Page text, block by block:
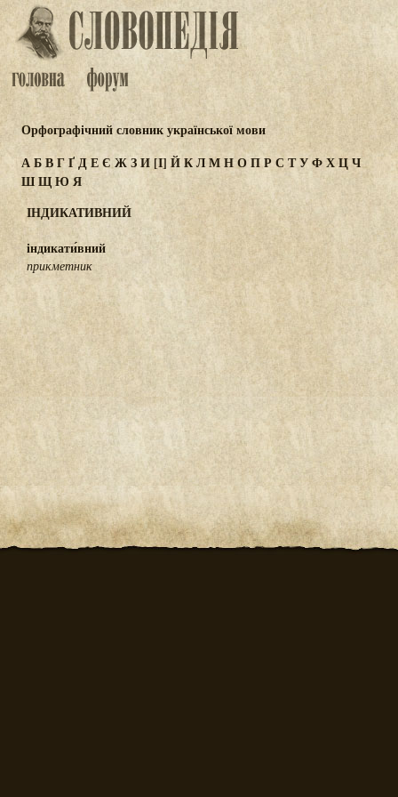
Орфографічний словник української мови
АБВГҐДЕЄ ЖЗИ[І] ЙКЛМНОПР СТУФХЦЧ
ШЩЮЯ
ІНДИКАТИВНИЙ
індикати́вний
прикметник